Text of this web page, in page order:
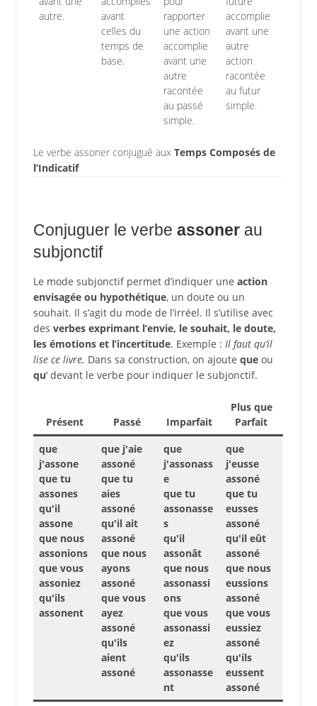
autre.
avant
celles du
temps de
base.
rapporter
une action
accomplie
avant une
autre
racontée
au passé
simple.
accomplie
avant une
autre
action
racontée
au futur
simple.
Le verbe assoner conjugué aux Temps Composés de
l’Indicatif
Conjuguer le verbe assonerau
subjonctif
Le mode subjonctif permet d’indiquer une action
envisagée ou hypothétique, un doute ou un
souhait. Il s’agit du mode de l’irréel. Il s’utilise avec
des verbes exprimant l’envie, le souhait, le doute,
les émotions et l’incertitude. Exemple : Il faut qu’il
lise ce livre. Dans sa construction, on ajoute queou
qu‘ devant le verbe pour indiquer le subjonctif.
Présent Passé Imparfait
Plus que
Parfait
que
j'assone
que tu
assones
qu'il
assone
que nous
assonions
que vous
assoniez
qu'ils
assonent
que j'aie
assoné
que tu
aies
assoné
qu'il ait
assoné
que nous
ayons
assoné
que vous
ayez
assoné
qu'ils
aient
assoné
que
j'assonass
e
que tu
assonasse
s
qu'il
assonât
que nous
assonassi
ons
que vous
assonassi
ez
qu'ils
assonasse
nt
que
j'eusse
assoné
que tu
eusses
assoné
qu'il eût
assoné
que nous
eussions
assoné
que vous
eussiez
assoné
qu'ils
eussent
assoné